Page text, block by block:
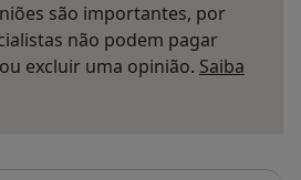
são importantes, por
não podem pagar
excluir uma opinião. Saiba